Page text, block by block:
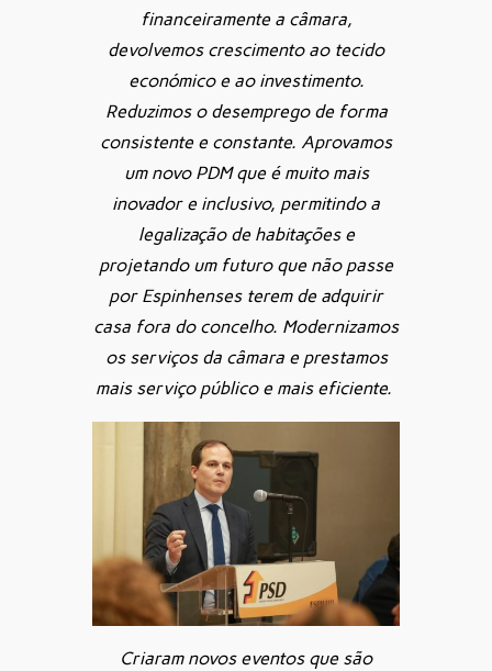
financeiramente a câmara,
devolvemos crescimento ao tecido
económico e ao investimento.
Reduzimos o desemprego de forma
consistente e constante. Aprovamos
um novo PDM que é muito mais
inovador e inclusivo, permitindo a
legalização de habitações e
projetando um futuro que não passe
por Espinhenses terem de adquirir
casa fora do concelho. Modernizamos
os serviços da câmara e prestamos
mais serviço público e mais eficiente.
Criaram novos eventos que são